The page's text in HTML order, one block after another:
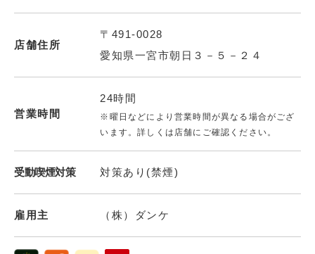
店舗住所
〒491-0028
愛知県一宮市朝日３－５－２４
営業時間
24時間
※曜日などにより営業時間が異なる場合がござ
います。詳しくは店舗にご確認ください。
受動喫煙対策 対策あり(禁煙)
雇用主 （株）ダンケ